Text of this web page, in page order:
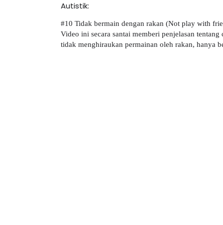
Autistik:
#10 Tidak bermain dengan rakan (Not play with
Video ini secara santai memberi penjelasan
tidak menghiraukan permainan oleh rakan, hanya